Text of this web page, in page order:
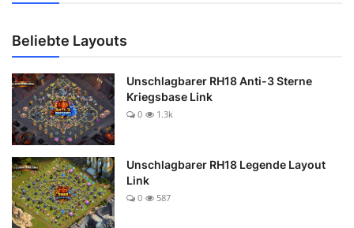
Beliebte Layouts
Unschlagbarer RH18 Anti-3 Sterne
Kriegsbase Link
0 1.3k
Unschlagbarer RH18 Legende Layout
Link
0 587